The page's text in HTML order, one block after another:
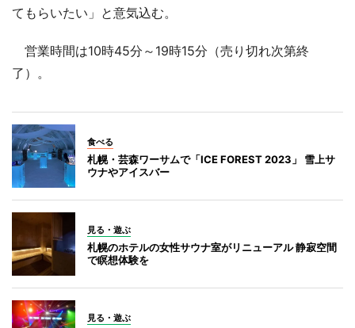
てもらいたい」と意気込む。
営業時間は10時45分～19時15分（売り切れ次第終
了）。
食べる
札幌・芸森ワーサムで「ICE FOREST 2023」 雪上サ
ウナやアイスバー
見る・遊ぶ
札幌のホテルの女性サウナ室がリニューアル 静寂空間
で瞑想体験を
見る・遊ぶ